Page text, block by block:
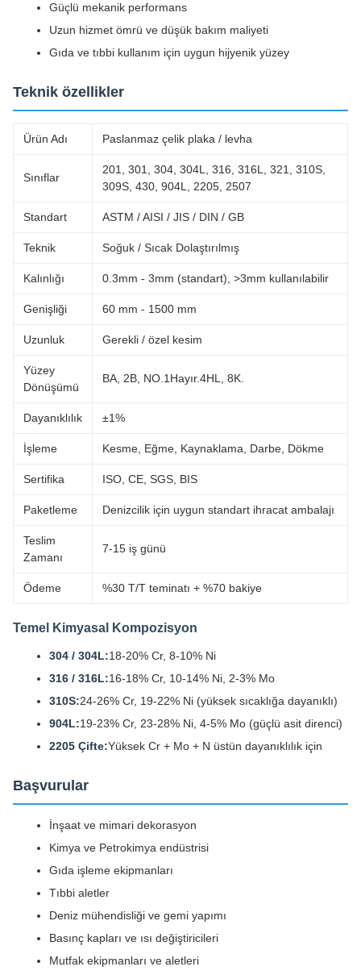
Güçlü mekanik performans
Uzun hizmet ömrü ve düşük bakım maliyeti
Gıda ve tıbbi kullanım için uygun hijyenik yüzey
Teknik özellikler
Ürün Adı Paslanmaz çelik plaka / levha
Sınıflar
201, 301, 304, 304L, 316, 316L, 321, 310S,
309S, 430, 904L, 2205, 2507
Standart ASTM / AISI / JIS / DIN / GB
Teknik Soğuk / Sıcak Dolaştırılmış
Kalınlığı 0.3mm - 3mm (standart), >3mm kullanılabilir
Genişliği 60 mm - 1500 mm
Uzunluk Gerekli / özel kesim
Yüzey
Dönüşümü
BA, 2B, NO.1Hayır.4HL, 8K.
Dayanıklılık ±1%
İşleme Kesme, Eğme, Kaynaklama, Darbe, Dökme
Sertifika ISO, CE, SGS, BIS
Paketleme Denizcilik için uygun standart ihracat ambalajı
Teslim
Zamanı
7-15 iş günü
Ödeme %30 T/T teminatı + %70 bakiye
Temel Kimyasal Kompozisyon
304 / 304L:18-20% Cr, 8-10% Ni
316 / 316L:16-18% Cr, 10-14% Ni, 2-3% Mo
310S:24-26% Cr, 19-22% Ni (yüksek sıcaklığa dayanıklı)
904L:19-23% Cr, 23-28% Ni, 4-5% Mo (güçlü asit direnci)
2205 Çifte:Yüksek Cr + Mo + N üstün dayanıklılık için
Başvurular
İnşaat ve mimari dekorasyon
Kimya ve Petrokimya endüstrisi
Gıda işleme ekipmanları
Tıbbi aletler
Deniz mühendisliği ve gemi yapımı
Basınç kapları ve ısı değiştiricileri
Mutfak ekipmanları ve aletleri